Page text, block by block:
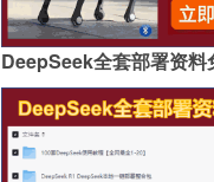
DeepSeek全套部署资料